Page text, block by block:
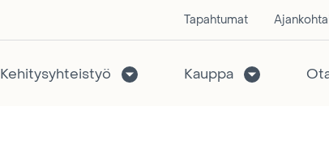
Tapahtumat
Kehitysyhteistyö Kauppa